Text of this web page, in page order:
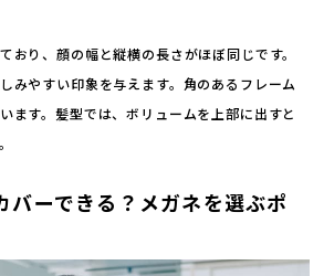
おり、顔の幅と縦横の長さがほぼ同じです。
みやすい印象を与えます。角のあるフレーム
ます。髪型では、ボリュームを上部に出すと
バーできる？メガネを選ぶポ